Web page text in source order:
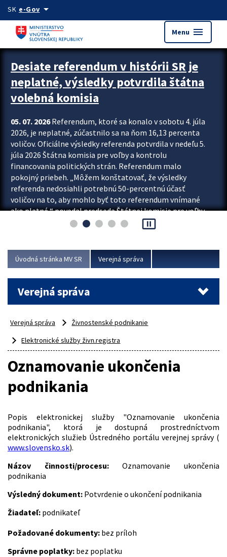
Preskocit na hlavný obsah
SK e-Govarrow_drop_down
Menu menu
Zastavit automatický posun upútavok
Desiate referendum v histórii SR je
neplatné, výsledky potvrdila štátna
volebná komisia
05. 07. 2026Referendum, ktoré sa konalo v sobotu 4. júla
2026, je neplatné, zúčastnilo sa na ňom 16,13 percenta
voličov. Oficiálne výsledky referenda potvrdila v nedeľu 5.
júla 2026 Štátna komisia pre voľby a kontrolu
financovania politických strán. Referendum malo
pokojný priebeh. „Môžem konštatovať, že výsledky
referenda nedosiahli potrebnú 50-percentnú účasť
voličov na to, aby mohlo byť toto referendum vnímané
ako platné,“ povedal predseda Štátnej komisie pre voľby
a kontrolu financovania politických...
pause_presentation
Úvodná stránka MV SR Verejná správa
Verejná správa
Verejná správa
Živnostenské podnikanie
Elektronické služby živn.registra
Oznamovanie ukončenia
podnikania
Popis elektronickej služby "Oznamovanie ukončenia
podnikania", ktorá je dostupná prostredníctvom
elektronických služieb Ústredného portálu verejnej správy (
www.slovensko.sk).
Názov činnosti/procesu:Oznamovanie ukončenia
podnikania
Výsledný dokument: Potvrdenie o ukončení podnikania
Žiadateľ: podnikateľ
Požadované dokumenty: bez príloh
Správne poplatky: bez poplatku